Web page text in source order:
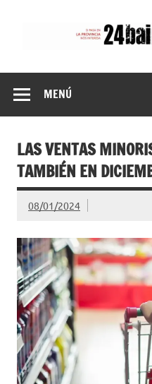
MENÚ
LAS VENTAS
TAMBIÉN EN
08/01/2024